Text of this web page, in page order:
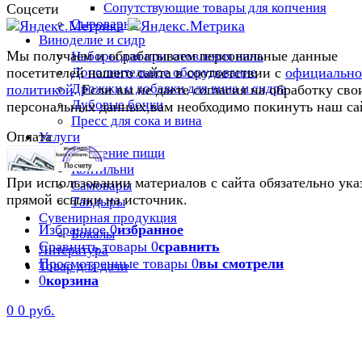
Сопутствующие товары для копчения
Сыроварни
Виноделие и сидр
Наборы для приготовления вина
Дополнительное оборудование
Дрожжи и добавки для вина и сидра
Дубовые бочки
Пресс для сока и вина
Услуги
Приготовление пищи
Коптильни
Самовары
Тандыры
Сувенирная продукция
Бокалы
Литература
Товар для дачи
Соцсети
Мы получаем и обрабатываем персональные данные
посетителей нашего сайта в соответствии с
политикой. Если вы не даете согласия на обработку
персональных данных,вам необходимо покинуть наш
Оплата
При использовании материалов с сайта обязательно
прямой ссылки на источник.
Избранное 0избранное
Сравнить товары 0сравнить
Просмотренные товары 0вы смотрели
0корзина
0 0 руб.